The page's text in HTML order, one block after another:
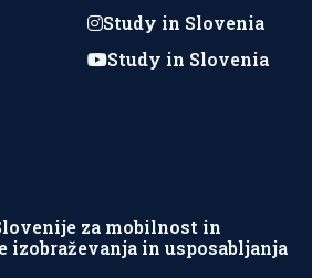
Study in Slovenia
Study in Slovenia
za mobilnost in
izobraževanja in usposabljanja